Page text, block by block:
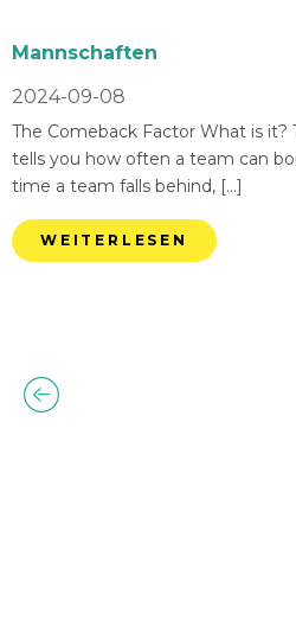
Mannschaften
2024-09-08
The Comeback Factor What is
tells you how often a team can
time a team falls behind, […]
WEITERLESEN